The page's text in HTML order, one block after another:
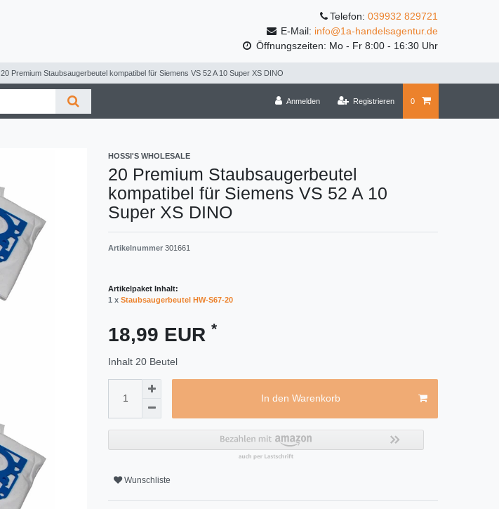
Telefon: 039932 829721
E-Mail: info@1a-handelsagentur.de
Öffnungszeiten: Mo - Fr 8:00 - 16:30 Uhr
20 Premium Staubsaugerbeutel kompatibel für Siemens VS 52 A 10 Super XS DINO
Anmelden Registrieren 0
HOSSI'S WHOLESALE
20 Premium Staubsaugerbeutel
kompatibel für Siemens VS 52 A 10
Super XS DINO
Artikelnummer 301661
Artikelpaket Inhalt:
1 x Staubsaugerbeutel HW-S67-20
18,99 EUR *
Inhalt 20 Beutel
In den Warenkorb
Wunschliste